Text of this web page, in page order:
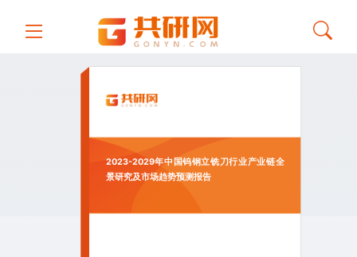
2023-2029年中国钨钢立铣刀行业产业链全
景研究及市场趋势预测报告